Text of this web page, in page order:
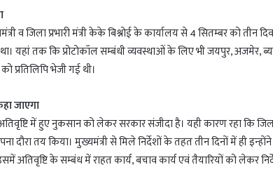
व जिला प्रभारी मंत्री केके बिश्नोई के कार्यालय से 4 सितम्बर को तीन
यहां तक कि प्रोटोकॉल सम्बंधी व्यवस्थाओं के लिए भी जयपुर, अजमेर,
प्रतिलिपि भेजी गई थी।
जाएगा
में हुए नुकसान को लेकर सरकार संजीदा है। यही कारण रहा कि जिला
तय किया। मुख्यमंत्री से मिले निर्देशों के तहत तीन दिनों में ही इन्होंने
अतिवृष्टि के सम्बंध में राहत कार्य, बचाव कार्य एवं तैयारियों को लेकर